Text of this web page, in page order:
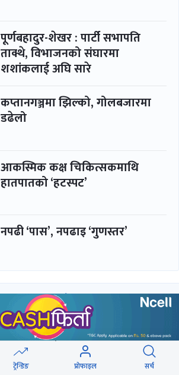
पूर्णबहादुर-शेखर : पार्टी सभापति
ताक्थे, विभाजनको संघारमा
शशांकलाई अघि सारे
कप्तानगञ्जमा झिल्को, गोलबजारमा
डढेलो
आकस्मिक कक्ष चिकित्सकमाथि
हातपातको ‘हटस्पट’
नपढी ‘पास’, नपढाइ ‘गुणस्तर’
ट्रेन्डिङ प्रोफाइल सर्च
बिजनेस
बजार
पर्यटन